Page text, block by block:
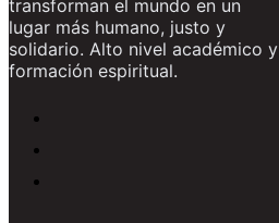
transforman el mundo en un
lugar más humano, justo y
solidario. Alto nivel académico y
formación espiritual.